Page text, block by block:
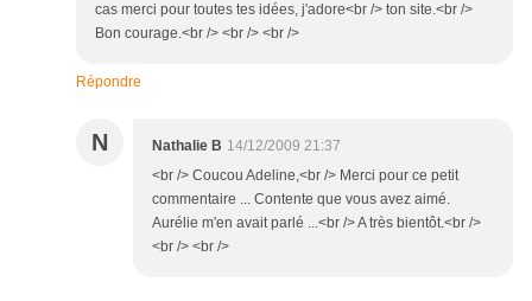
cas merci pour toutes tes idées, j'adore<br /> ton site.<br />
Bon courage.<br /> <br /> <br />
Répondre
N Nathalie B 14/12/2009 21:37
<br /> Coucou Adeline,<br /> Merci pour ce petit
commentaire ... Contente que vous avez aimé.
Aurélie m'en avait parlé ...<br /> A très bientôt.<br />
<br /> <br />